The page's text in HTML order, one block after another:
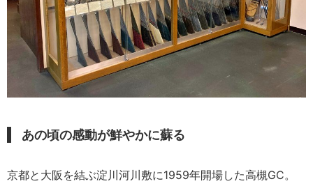
あの頃の感動が鮮やかに蘇る
京都と大阪を結ぶ淀川河川敷に1959年開場した高槻GC。